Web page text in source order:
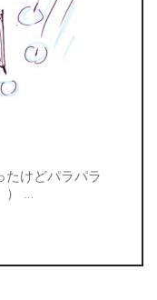
たけどパラパラ
…